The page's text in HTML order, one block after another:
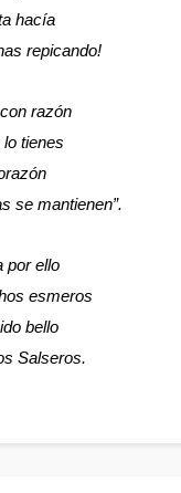
hacía
repicando!
razón
tienes
se mantienen”.
por ello
esmeros
bello
Salseros.